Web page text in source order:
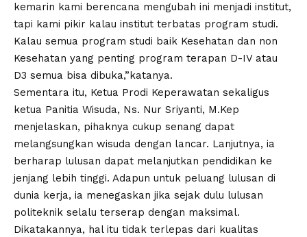
kemarin kami berencana mengubah ini menjadi institut,
tapi kami pikir kalau institut terbatas program studi.
Kalau semua program studi baik Kesehatan dan non
Kesehatan yang penting program terapan D-IV atau
D3 semua bisa dibuka,”katanya.
Sementara itu, Ketua Prodi Keperawatan sekaligus
ketua Panitia Wisuda, Ns. Nur Sriyanti, M.Kep
menjelaskan, pihaknya cukup senang dapat
melangsungkan wisuda dengan lancar. Lanjutnya, ia
berharap lulusan dapat melanjutkan pendidikan ke
jenjang lebih tinggi. Adapun untuk peluang lulusan di
dunia kerja, ia menegaskan jika sejak dulu lulusan
politeknik selalu terserap dengan maksimal.
Dikatakannya, hal itu tidak terlepas dari kualitas